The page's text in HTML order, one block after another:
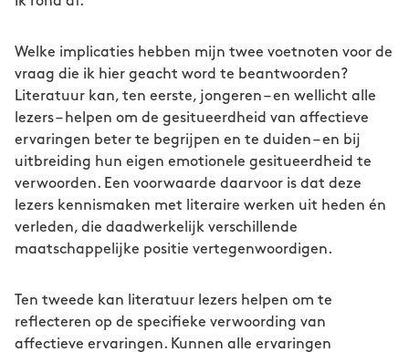
Welke implicaties hebben mijn twee voetnoten voor de
vraag die ik hier geacht word te beantwoorden?
Literatuur kan, ten eerste, jongeren – en wellicht alle
lezers – helpen om de gesitueerdheid van affectieve
ervaringen beter te begrijpen en te duiden – en bij
uitbreiding hun eigen emotionele gesitueerdheid te
verwoorden. Een voorwaarde daarvoor is dat deze
lezers kennismaken met literaire werken uit heden én
verleden, die daadwerkelijk verschillende
maatschappelijke positie vertegenwoordigen.
Ten tweede kan literatuur lezers helpen om te
reflecteren op de specifieke verwoording van
affectieve ervaringen. Kunnen alle ervaringen